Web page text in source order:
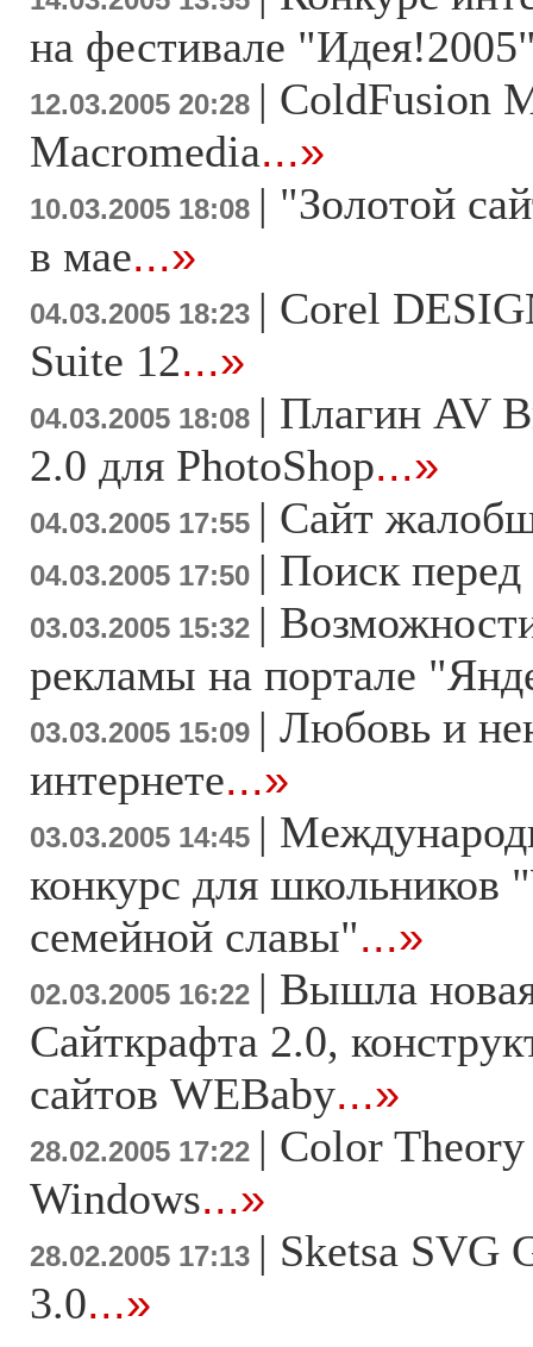
на фестивале
12.03.2005 20:28 | ColdFusion
Macromedia...»
10.03.2005 18:08 | "Золотой
в мае...»
04.03.2005 18:23 | Corel
Suite 12...»
04.03.2005 18:08 | Плагин AV
2.0 для PhotoShop...»
04.03.2005 17:55 | Сайт
04.03.2005 17:50 | Поиск перед
03.03.2005 15:32 |
рекламы на портале
03.03.2005 15:09 | Любовь и
интернете...»
03.03.2005 14:45 |
конкурс для школьников
семейной славы"...»
02.03.2005 16:22 | Вышла
Сайткрафта 2.0,
сайтов WEBaby...»
28.02.2005 17:22 | Color
Windows...»
28.02.2005 17:13 | Sketsa SVG
3.0...»